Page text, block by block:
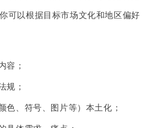
可以根据目标市场文化和地区偏好
容；
规；
色、符号、图片等）本土化；